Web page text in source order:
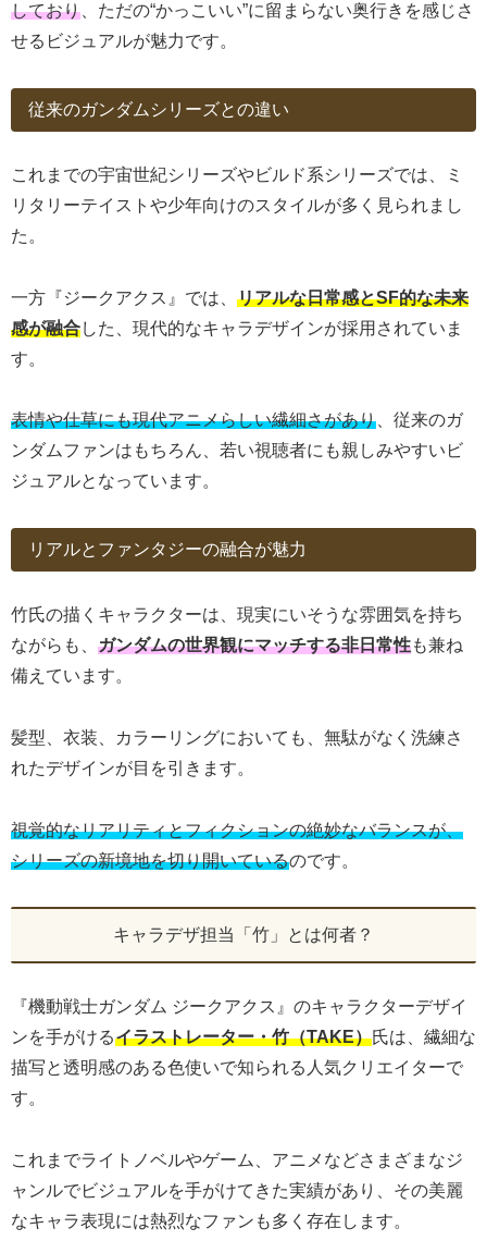
しており 、ただの“かっこいい”に留まらない奥行きを感じさ
せるビジュアルが魅力です。
従来のガンダムシリーズとの違い
これまでの宇宙世紀シリーズやビルド系シリーズでは、ミ
リタリーテイストや少年向けのスタイルが多く見られまし
た。
一方『ジークアクス』では、 リアルな日常感とSF的な未来
感が融合した、現代的なキャラデザインが採用されていま
す。
表情や仕草にも現代アニメらしい繊細さがあり 、従来のガ
ンダムファンはもちろん、若い視聴者にも親しみやすいビ
ジュアルとなっています。
リアルとファンタジーの融合が魅力
竹氏の描くキャラクターは、現実にいそうな雰囲気を持ち
ながらも、 ガンダムの世界観にマッチする非日常性も兼ね
備えています。
髪型、衣装、カラーリングにおいても、無駄がなく洗練さ
れたデザインが目を引きます。
視覚的なリアリティとフィクションの絶妙なバランスが、
シリーズの新境地を切り開いているのです。
キャラデザ担当「竹」とは何者？
『機動戦士ガンダム ジークアクス』のキャラクターデザイ
ンを手がけるイラストレーター・竹（TAKE）氏は、繊細な
描写と透明感のある色使いで知られる人気クリエイターで
す。
これまでライトノベルやゲーム、アニメなどさまざまなジ
ャンルでビジュアルを手がけてきた実績があり、その美麗
なキャラ表現には熱烈なファンも多く存在します。